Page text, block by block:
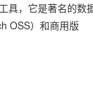
具，它是著名的数
OSS）和商用版